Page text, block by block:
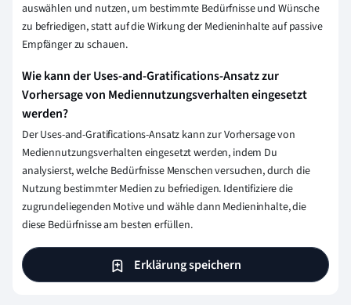
auswählen und nutzen, um bestimmte Bedürfnisse und Wünsche
zu befriedigen, statt auf die Wirkung der Medieninhalte auf passive
Empfänger zu schauen.
Wie kann der Uses-and-Gratifications-Ansatz zur
Vorhersage von Mediennutzungsverhalten eingesetzt
werden?
Der Uses-and-Gratifications-Ansatz kann zur Vorhersage von
Mediennutzungsverhalten eingesetzt werden, indem Du
analysierst, welche Bedürfnisse Menschen versuchen, durch die
Nutzung bestimmter Medien zu befriedigen. Identifiziere die
zugrundeliegenden Motive und wähle dann Medieninhalte, die
diese Bedürfnisse am besten erfüllen.
Erklärung speichern